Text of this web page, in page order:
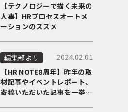
【テクノロジーで描く未来の
人事】HRプロセスオートメ
ーションのススメ
編集部より
2024.02.01
【HR NOTE8周年】昨年の取
材記事やイベントレポート、
寄稿いただいた記事を一挙に